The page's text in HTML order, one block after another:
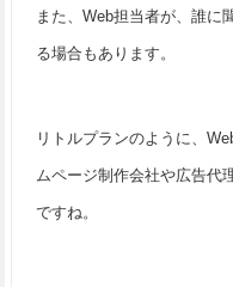
また、Web担当者が、誰に
る場合もあります。
リトルプランのように、
ムページ制作会社や広告代
ですね。